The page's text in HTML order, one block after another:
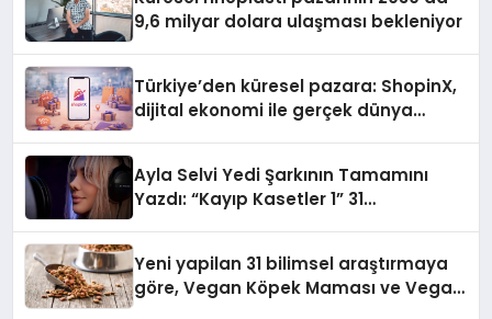
9,6 milyar dolara ulaşması bekleniyor
Türkiye’den küresel pazara: ShopinX,
dijital ekonomi ile gerçek dünya
Ayla Selvi Yedi Şarkının Tamamını
Yazdı: “Kayıp Kasetler 1” 31
Yeni yapilan 31 bilimsel araştırmaya
göre, Vegan Köpek Maması ve Vegan